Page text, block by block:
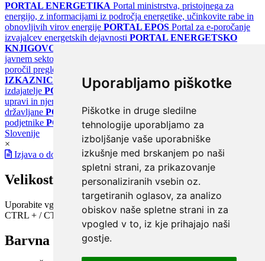
Uporabljamo piškotke
Piškotke in druge sledilne
tehnologije uporabljamo za
izboljšanje vaše uporabniške
izkušnje med brskanjem po naši
spletni strani, za prikazovanje
personaliziranih vsebin oz.
targetiranih oglasov, za analizo
obiskov naše spletne strani in za
vpogled v to, iz kje prihajajo naši
gostje.
PORTAL ENERGETIKA Portal ministrstva, pristojnega za
energijo, z informacijami iz področja energetike, učinkovite rabe in
obnovljivih virov energije PORTAL EPOS Portal za e-poročanje
izvajalcev energetskih dejavnosti PORTAL ENERGETSKO
KNJIGOVODSTVO
javnem sektorju
poročil pregledov klimatskih sistemov
IZKAZNICE
Register energetskih izkaznic - za izdelovalce in
izdajatelje PORTAL GOV.SI Osrednje spletno mesto o državni
upravi in njenih storitvah
državljane PORTAL SPOT Državni portal za podjetja in
podjetnike PORTAL OPSI Državni portal odprtih podatkov
Slovenije
×
Izjava o dostopnosti
Velikost pisave
Uporabite vgrajeno funkcijo brskalnika
CTRL + / CTRL -
Barvna shema